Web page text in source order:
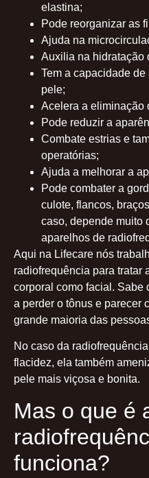
elastina;
Pode reorganizar as
Ajuda na
Auxilia na hidratação
Tem a capacidade
pele;
Acelera a eliminação
Pode reduzir a
Combate estrias e
operatórias;
Ajuda a melhorar a
Pode combater a
culote, flancos,
caso, depende muito
aparelhos de
Aqui na Lifecare nós
radiofrequência para tratar
corporal como facial. Sabe
a perder o tônus e parecer
grande maioria das
No caso da
flacidez, ela também
pele mais viçosa e bonita.
Mas o que é
funciona?